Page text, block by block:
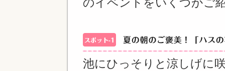
のイベントをいくつかご
池にひっそりと涼しげに